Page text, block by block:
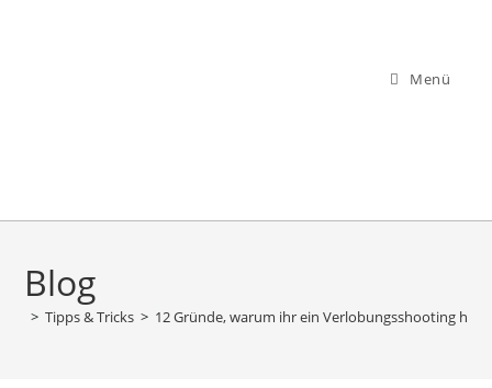
Menü
Blog
> Tipps & Tricks > 12 Gründe, warum ihr ein Verlobungsshooting